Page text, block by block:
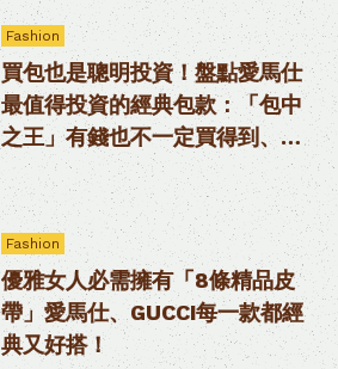
Fashion
買包也是聰明投資！盤點愛馬仕
最值得投資的經典包款：「包中
之王」有錢也不一定買得到、康
康包一補貨就被秒殺
Fashion
優雅女人必需擁有「8條精品皮
帶」愛馬仕、GUCCI每一款都經
典又好搭！